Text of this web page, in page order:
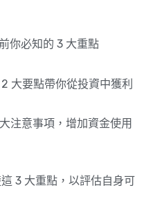
你必知的 3 大重點
大要點帶你從投資中獲利
注意事項，增加資金使用
3 大重點，以評估自身可